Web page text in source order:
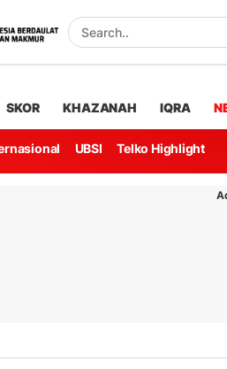
SKOR KHAZANAH IQRA
UBSI Telko Highlight